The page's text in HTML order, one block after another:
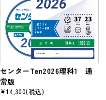
センターTen2026理科1 通
常版
¥14,300(税込)